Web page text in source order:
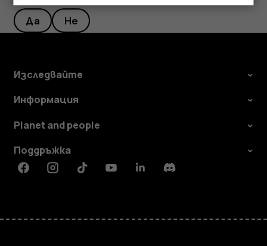
Да Не
Изследвайте
Информация
Planet and people
Поддръжка
FacebookInstagramTiktokYoutubeLinkedinDiscord